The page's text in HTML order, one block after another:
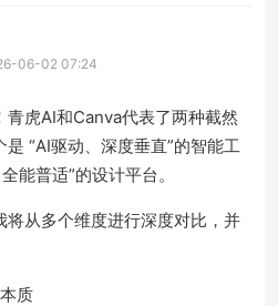
06-02 07:24
虎AI和Canva代表了两种截然
“AI驱动、深度垂直”的智能工
能普适”的设计平台。
将从多个维度进行深度对比，并
质